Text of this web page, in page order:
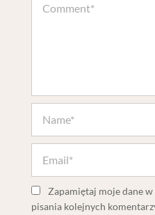
Zapamiętaj moje dane
pisania kolejnych